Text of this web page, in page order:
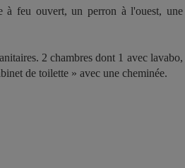
à feu ouvert, un perron à l'ouest, une
2 chambres dont 1 avec lavabo,
de toilette » avec une cheminée.